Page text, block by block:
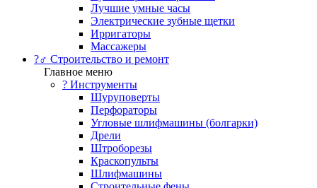
Лучшие умные часы
Электрические зубные щетки
Ирригаторы
Массажеры
?‍♂️ Строительство и ремонт
Главное меню
?️ Инструменты
Шуруповерты
Перфораторы
Угловые шлифмашины (болгарки)
Дрели
Штроборезы
Краскопульты
Шлифмашины